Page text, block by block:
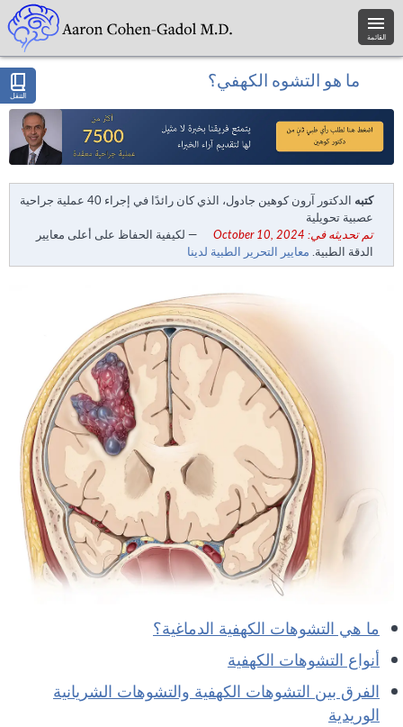
القائمة
التنقل
ما هو التشوه الكهفي؟
كتبه
الدكتور آرون كوهين جادول، الذي كان رائدًا في إجراء 40 عملية جراحية
عصبية تحويلية
تم تحديثه في: October 10, 2024
— لكيفية الحفاظ على أعلى معايير
الدقة الطبية. معايير التحرير الطبية لدينا
ما هي التشوهات الكهفية الدماغية؟
أنواع التشوهات الكهفية
الفرق بين التشوهات الكهفية والتشوهات الشريانية
الوريدية